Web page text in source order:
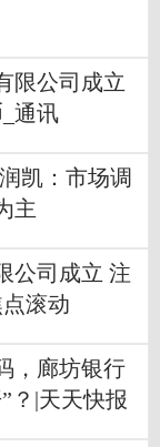
限公司成立
通讯
凯：市场调
主
公司成立 注
滚动
，廊坊银行
？|天天快报